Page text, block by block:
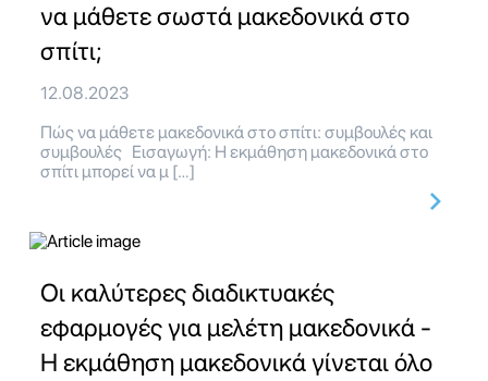
να μάθετε σωστά μακεδονικά στο
σπίτι;
12.08.2023
Πώς να μάθετε μακεδονικά στο σπίτι: συμβουλές και
συμβουλές Εισαγωγή: Η εκμάθηση μακεδονικά στο
σπίτι μπορεί να μ […]
Οι καλύτερες διαδικτυακές
εφαρμογές για μελέτη μακεδονικά -
Η εκμάθηση μακεδονικά γίνεται όλο